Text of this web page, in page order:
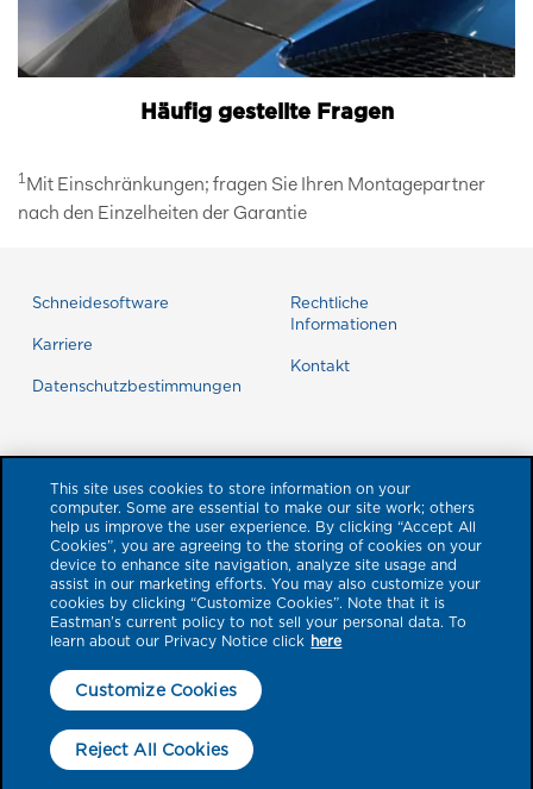
Häufig gestellte Fragen
1 Mit Einschränkungen; fragen Sie Ihren Montagepartner
nach den Einzelheiten der Garantie
Schneidesoftware
Karriere
Datenschutzbestimmungen
Rechtliche
Informationen
Kontakt
einem ™- oder ®-Symbol gekennzeichnet sind, sind Marken der Eastman
Chemical Company oder ihrer Tochtergesellschaften. Alle anderen
Marken sind das Eigentum ihrer jeweiligen Inhaber. Alle Rechte
vorbehalten. Für Fehler wird keine Haftung übernommen. Visuelle
This site uses cookies to store information on your
computer. Some are essential to make our site work; others
help us improve the user experience. By clicking “Accept All
Cookies”, you are agreeing to the storing of cookies on your
device to enhance site navigation, analyze site usage and
assist in our marketing efforts. You may also customize your
cookies by clicking “Customize Cookies”. Note that it is
Eastman’s current policy to not sell your personal data. To
learn about our Privacy Notice click here
Customize Cookies
Reject All Cookies